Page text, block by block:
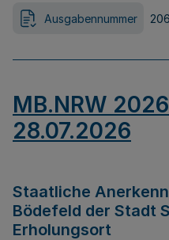
Ausgabennummer 206
MB.NRW
28.07.2026
Staatliche
Bödefeld der Stadt
Erholungsort